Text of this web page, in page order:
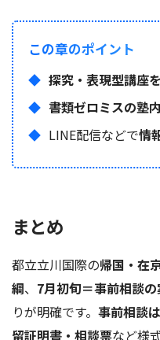
この章のポイント
探究・表現型講座
書類ゼロミスの塾
LINE配信などで情
まとめ
都立立川国際の帰国・在
綱、 7月初旬＝事前相談
りが明確です。 事前相談
留証明書・相談票など様